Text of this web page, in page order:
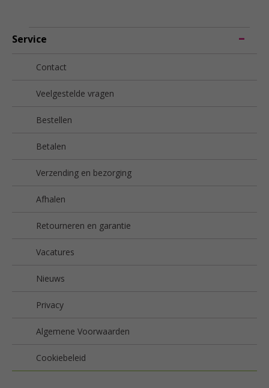
Service
Contact
Veelgestelde vragen
Bestellen
Betalen
Verzending en bezorging
Afhalen
Retourneren en garantie
Vacatures
Nieuws
Privacy
Algemene Voorwaarden
Cookiebeleid